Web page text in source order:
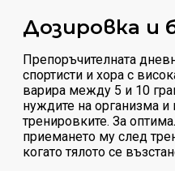
Дозировка и
Препоръчителната
спортисти и хора с
варира между 5 и 10
нуждите на организма и
тренировките. За
приемането му след
когато тялото се